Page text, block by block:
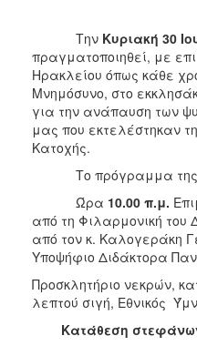
2010
2006
ΠΟΛΙΤΙΣΜΟΣ
ΑΝΘΕΚΤΙΚΗ
ΠΟΛΗ
Την Κυριακή 30
πραγματοποιηθεί, με
Ηρακλείου όπως κάθε
Μνημόσυνο, στο
για την ανάπαυση των
μας που εκτελέστηκαν
Κατοχής.
Το πρόγραμμα της
Ώρα 10.00 π.μ.
από τη Φιλαρμονική του
από τον κ. Καλογεράκη
Υποψήφιο Διδάκτορα
Προσκλητήριο νεκρών,
λεπτού σιγή, Εθνικός
Κατάθεση